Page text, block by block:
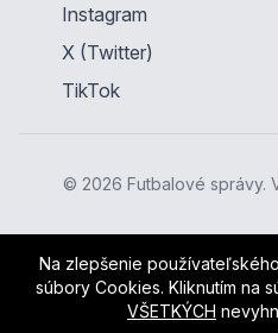
Instagram
X (Twitter)
TikTok
© 2026 Futbalové správy.
Na zlepšenie
súbory Cookies. Kliknutím na
VŠETKÝCH